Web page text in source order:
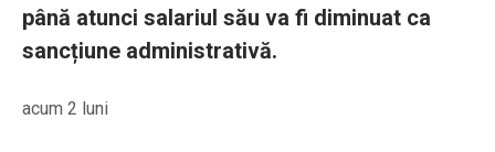
până atunci salariul său va fi diminuat ca
sancțiune administrativă.
acum 2 luni